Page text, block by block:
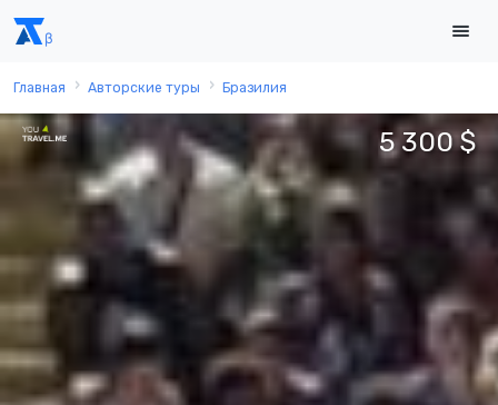
Главная Авторские туры Бразилия
5 300 $